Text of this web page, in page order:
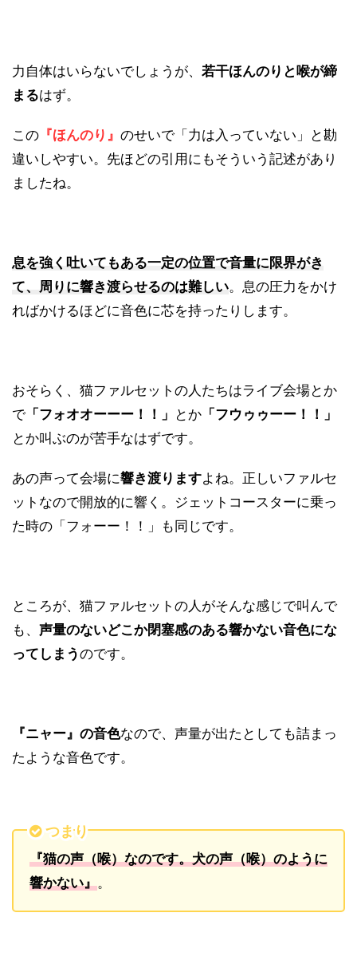
力自体はいらないでしょうが、 若干ほんのりと喉が締
まるはず。
この 『ほんのり』 のせいで「力は入っていない」と勘
違いしやすい。先ほどの引用にもそういう記述があり
ましたね。
息を強く吐いてもある一定の位置で音量に限界がき
て、周りに響き渡らせるのは難しい。息の圧力をかけ
ればかけるほどに音色に芯を持ったりします。
おそらく、猫ファルセットの人たちはライブ会場とか
で「フォオオーーー！！」 とか 「フウゥゥーー！！」
とか叫ぶのが苦手なはずです。
あの声って会場に響き渡りますよね。正しいファルセ
ットなので開放的に響く。ジェットコースターに乗っ
た時の「フォーー！！」も同じです。
ところが、猫ファルセットの人がそんな感じで叫んで
も、 声量のないどこか閉塞感のある響かない音色にな
ってしまうのです。
『ニャー』の音色なので、声量が出たとしても詰まっ
たような音色です。
つまり
『猫の声（喉）なのです。犬の声（喉）のように
響かない』。